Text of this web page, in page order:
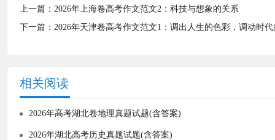
上一篇： 2026年上海卷高考作文范文2：科技与想象的关系
下一篇： 2026年天津卷高考作文范文1：调出人生的色彩，调动时
相关阅读
2026年高考湖北卷地理真题试题(含答案)
2026年湖北高考历史真题试题(含答案)